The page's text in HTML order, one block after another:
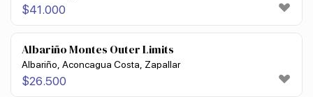
$41.000
Albariño Montes Outer Limits
Albariño, Aconcagua Costa, Zapallar
$26.500